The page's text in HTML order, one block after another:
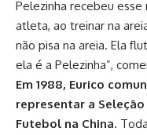
Pelezinha recebeu esse
atleta, ao treinar na
não pisa na areia. Ela
ela é a Pelezinha”,
Em 1988, Eurico
representar a
Futebol na China.